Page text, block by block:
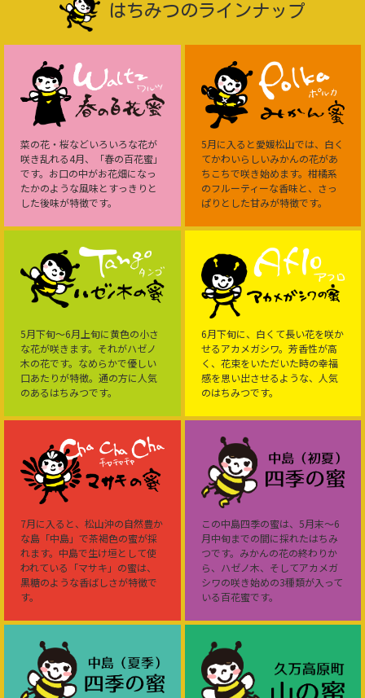
はちみつのラインナップ
菜の花・桜などいろいろな花が
咲き乱れる4月、「春の百花蜜」
です。お口の中がお花畑になっ
たかのような風味とすっきりと
した後味が特徴です。
5月に入ると愛媛松山では、白く
てかわいらしいみかんの花があ
ちこちで咲き始めます。柑橘系
のフルーティーな香味と、さっ
ぱりとした甘みが特徴です。
5月下旬～6月上旬に黄色の小さ
な花が咲きます。それがハゼノ
木の花です。なめらかで優しい
口あたりが特徴。通の方に人気
のあるはちみつです。
6月下旬に、白くて長い花を咲か
せるアカメガシワ。芳香性が高
く、花束をいただいた時の幸福
感を思い出させるような、人気
のはちみつです。
7月に入ると、松山沖の自然豊か
な島「中島」で茶褐色の蜜が採
れます。中島で生け垣として使
われている「マサキ」の蜜は、
黒糖のような香ばしさが特徴で
す。
この中島四季の蜜は、5月末～6
月中旬までの間に採れたはちみ
つです。みかんの花の終わりか
ら、ハゼノ木、そしてアカメガ
シワの咲き始めの3種類が入って
いる百花蜜です。